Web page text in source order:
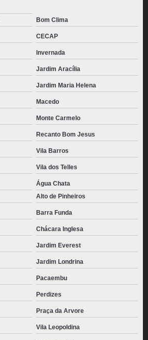
Bom Clima
CECAP
Invernada
Jardim Aracília
Jardim Maria Helena
Macedo
Monte Carmelo
Recanto Bom Jesus
Vila Barros
Vila dos Telles
Água Chata
Alto de Pinheiros
Barra Funda
Chácara Inglesa
Jardim Everest
Jardim Londrina
Pacaembu
Perdizes
Praça da Arvore
Vila Leopoldina